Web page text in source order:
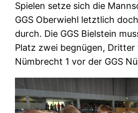
Spielen setze sich die
GGS Oberwiehl letztlich
durch. Die GGS Bielstein
Platz zwei begnügen, Dritter
Nümbrecht 1 vor der GGS